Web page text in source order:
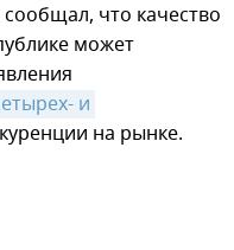
что качество
может
и
на рынке.